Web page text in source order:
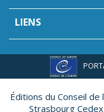
LIENS
Éditions du Conseil de
Strasbourg